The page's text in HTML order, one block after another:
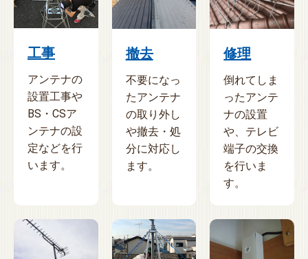
工事
アンテナの
設置工事や
BS・CSア
ンテナの設
定などを行
います。
撤去
不要になっ
たアンテナ
の取り外し
や撤去・処
分に対応し
ます。
修理
倒れてしま
ったアンテ
ナの設置
や、テレビ
端子の交換
を行いま
す。